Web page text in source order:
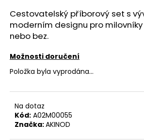
Cestovatelský příborový set s
moderním designu pro milovníky
nebo bez.
Možnosti doručení
Položka byla vyprodána…
Na dotaz
Kód: A02M00055
Značka:AKINOD
D
o
p
r
u
u
e
m